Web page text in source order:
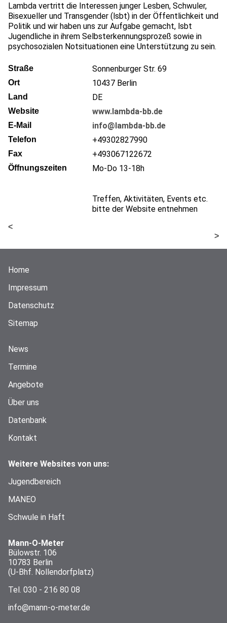
Lambda vertritt die Interessen junger Lesben, Schwuler,
Bisexueller und Transgender (lsbt) in der Öffentlichkeit und
Politik und wir haben uns zur Aufgabe gemacht, lsbt
Jugendliche in ihrem Selbsterkennungsprozeß sowie in
psychosozialen Notsituationen eine Unterstützung zu sein.
Straße Sonnenburger Str. 69
Ort 10437 Berlin
Land DE
Website www.lambda-bb.de
E-Mail info@lambda-bb.de
Telefon +49302827990
Fax +493067122672
Öffnungszeiten Mo-Do 13-18h
Treffen, Aktivitäten, Events etc.
bitte der Website entnehmen
<
>
Home
Impressum
Datenschutz
Sitemap
News
Termine
Angebote
Über uns
Datenbank
Kontakt
Weitere Websites von uns:
Jugendbereich
MANEO
Schwule in Haft
Mann-O-Meter
Bülowstr. 106
10783 Berlin
(U-Bhf. Nollendorfplatz)
Tel. 030 - 216 80 08
info@mann-o-meter.de